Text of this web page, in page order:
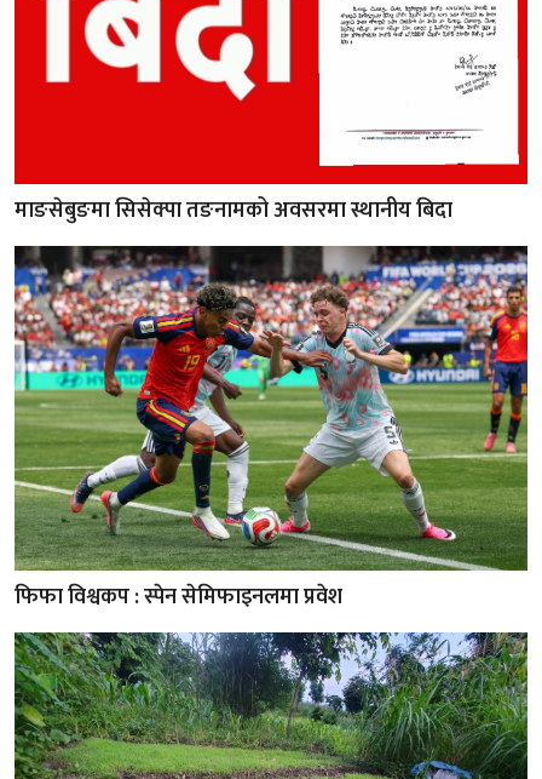
माङसेबुङमा सिसेक्पा तङनामको अवसरमा स्थानीय बिदा
फिफा विश्वकप : स्पेन सेमिफाइनलमा प्रवेश